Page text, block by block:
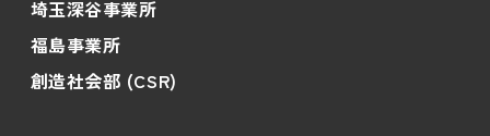
埼玉深谷事業所
福島事業所
創造社会部 (CSR)